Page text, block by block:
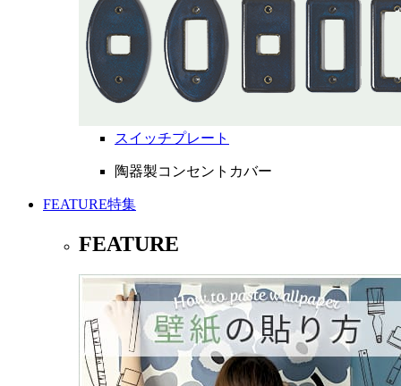
スイッチプレート
陶器製コンセントカバー
FEATURE特集
FEATURE